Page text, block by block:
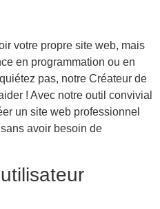
votre propre site web, mais
en programmation ou en
pas, notre Créateur de
! Avec notre outil convivial
un site web professionnel
avoir besoin de